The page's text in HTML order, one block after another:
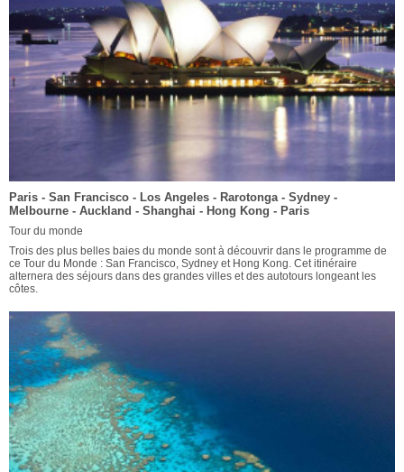
Paris - San Francisco - Los Angeles - Rarotonga - Sydney -
Melbourne - Auckland - Shanghai - Hong Kong - Paris
Tour du monde
Trois des plus belles baies du monde sont à découvrir dans le programme de
ce Tour du Monde : San Francisco, Sydney et Hong Kong. Cet itinéraire
alternera des séjours dans des grandes villes et des autotours longeant les
côtes.